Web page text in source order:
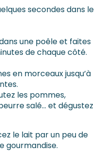
secondes dans le
une poêle et faites
de chaque côté.
en morceaux jusqu’à
les pommes,
salé… et dégustez
le lait par un peu de
gourmandise.